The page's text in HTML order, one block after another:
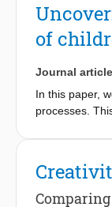
of
Journal article
In this paper,
processes.
of initial
behaviours
this end, we